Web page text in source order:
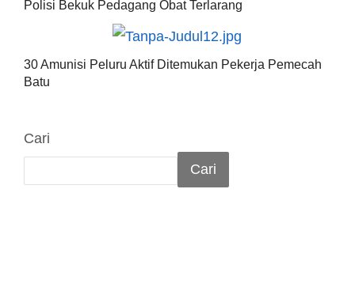
Polisi Bekuk Pedagang Obat Terlarang
30 Amunisi Peluru Aktif Ditemukan Pekerja Pemecah
Batu
Cari
Cari